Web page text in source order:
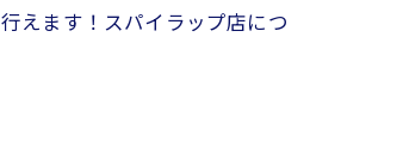
えます！スパイラップ店につ